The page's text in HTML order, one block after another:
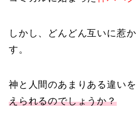
しかし、どんどん互いに惹
す。
神と人間のあまりある違い
えられるのでしょうか？